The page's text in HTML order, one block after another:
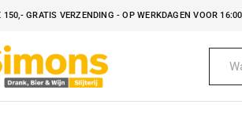
150,- GRATIS VERZENDING - OP WERKDAGEN VOOR